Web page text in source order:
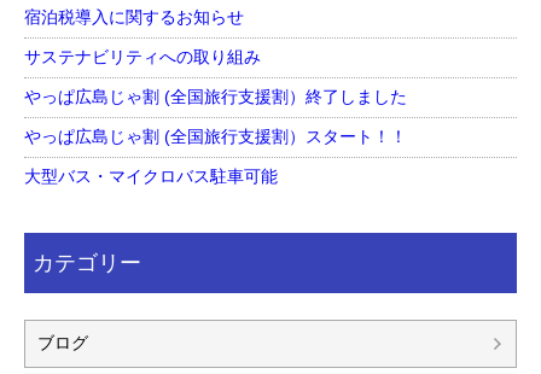
宿泊税導入に関するお知らせ
サステナビリティへの取り組み
やっぱ広島じゃ割 (全国旅行支援割）終了しました
やっぱ広島じゃ割 (全国旅行支援割）スタート！！
大型バス・マイクロバス駐車可能
カテゴリー
ブログ